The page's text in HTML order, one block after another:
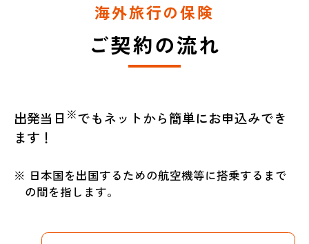
海外旅行の保険
ご契約の流れ
出発当日 ※でもネットから簡単にお申込みでき
ます！
※ 日本国を出国するための航空機等に搭乗するまで
の間を指します。